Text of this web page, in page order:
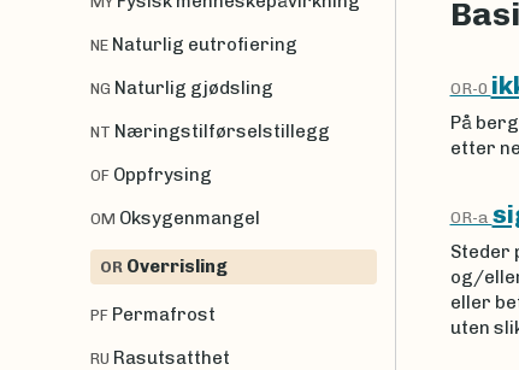
OR-0
På
etter
OR-a
Steder
og/
eller
uten
NE Naturlig eutrofiering
NG Naturlig gjødsling
NT Næringstilførselstillegg
OF Oppfrysing
OM Oksygenmangel
OR Overrisling
PF Permafrost
RU Rasutsatthet